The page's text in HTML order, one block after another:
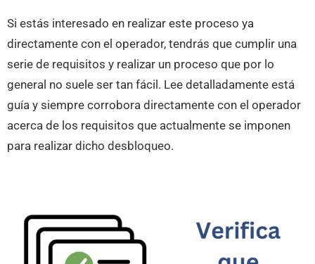
Si estás interesado en realizar este proceso ya
directamente con el operador, tendrás que cumplir una
serie de requisitos y realizar un proceso que por lo
general no suele ser tan fácil. Lee detalladamente está
guía y siempre corrobora directamente con el operador
acerca de los requisitos que actualmente se imponen
para realizar dicho desbloqueo.